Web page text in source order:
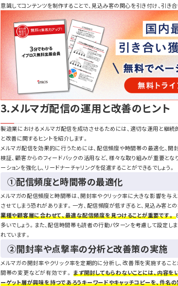
意識してコンテンツを制作することで、見込み客の関心を引き付け、引き合
3.メルマガ配信の運用と改善のヒント
製造業におけるメルマガ配信を成功させるためには、適切な運用と継続
と改善に関するヒントを紹介します。
メルマガ配信を効果的に行うためには、配信頻度や時間帯の最適化、開
検証、顧客からのフィードバックの活用など、様々な取り組みが重要とな
ーションを強化し、リードナーチャリングを促進することができるでしょう。
①配信頻度と時間帯の最適化
メルマガの配信頻度と時間帯は、開封率やクリック率に大きな影響を与
させてしまう恐れがあります。一方、配信頻度が低すぎると、見込み客との
業種や顧客層に合わせて、最適な配信頻度を見つけることが重要です。
多いでしょう。また、配信時間帯も読者の行動パターンを考慮して設定
れています。
②開封率や点撃率の分析と改善策の実施
メルマガの開封率やクリック率を定期的に分析し、改善策を実施するこ
間帯の変更などが有効です。まず開封してもらわないことには、内容
ーゲット層が興味を持つであろうキーワードやキャッチコピーを、件名